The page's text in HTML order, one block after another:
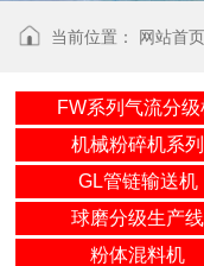
当前位置： 网站首页
FW系列气流分级
机械粉碎机系列
GL管链输送机
球磨分级生产线
粉体混料机